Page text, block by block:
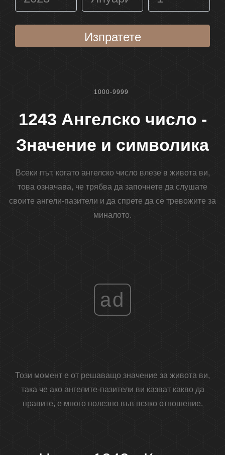
Изпратете
1000-9999
1243 Ангелско число -
Значение и символика
Всеки път, когато ангелско число влезе в живота ви,
това означава, че трябва да започнете да слушате
своите ангели-пазители и да спрете да се тревожите за
миналото.
ad
Този момент е от решаващо значение за живота ви,
така че ако ангелите-пазители ви казват какво да
правите, е много полезно във всяко отношение.